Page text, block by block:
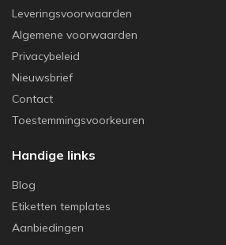
Leveringsvoorwaarden
Algemene voorwaarden
Privacybeleid
Nieuwsbrief
Contact
Toestemmingsvoorkeuren
Handige links
Blog
Etiketten templates
Aanbiedingen